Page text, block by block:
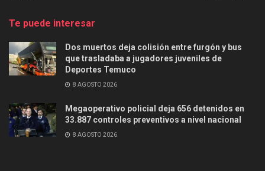
Te puede interesar
Dos muertos deja colisión entre furgón y bus
que trasladaba a jugadores juveniles de
Deportes Temuco
8 AGOSTO 2026
Megaoperativo policial deja 656 detenidos en
33.887 controles preventivos a nivel nacional
8 AGOSTO 2026